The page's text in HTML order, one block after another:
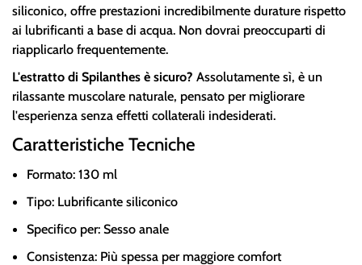
siliconico, offre prestazioni incredibilmente durature rispetto
ai lubrificanti a base di acqua. Non dovrai preoccuparti di
riapplicarlo frequentemente.
L'estratto di Spilanthes è sicuro? Assolutamente sì, è un
rilassante muscolare naturale, pensato per migliorare
l'esperienza senza effetti collaterali indesiderati.
Caratteristiche Tecniche
Formato: 130 ml
Tipo: Lubrificante siliconico
Specifico per: Sesso anale
Consistenza: Più spessa per maggiore comfort